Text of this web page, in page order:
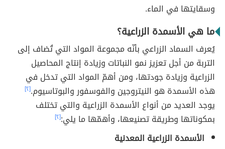
وسقايتها في الماء.
ما هي الأسمدة الزراعية؟
يُعرف السماد الزراعي بأنّه مجموعة المواد التي تُضاف إلى
التربة من أجل تعزيز نمو النباتات وزيادة إنتاج المحاصيل
الزراعية وزيادة جودتها، ومن أهمّ المواد التي تدخل في
هذه الأسمدة هو النيتروجين والفوسفور والبوتاسيوم.[٢]
يوجد العديد من أنواع الأسمدة الزراعية والتي تختلف
بمكوناتها وطريقة تصنيعها، وأهمّها ما يلي:[٢]
الأسمدة الزراعية المعدنية